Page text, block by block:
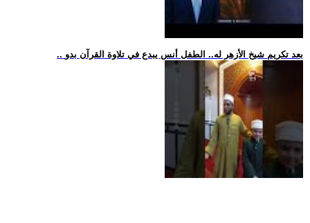
.. بعد تكريم شيخ الأزهر له.. الطفل أنس يبدع في تلاوة القرآن بدو